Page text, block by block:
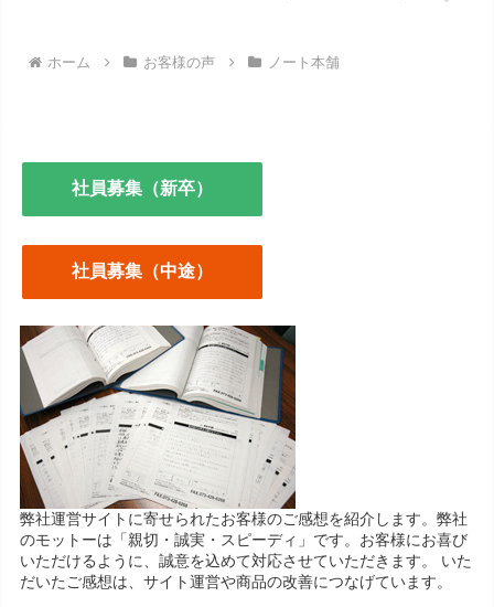
ホーム お客様の声 ノート本舗
社員募集（新卒）
社員募集（中途）
弊社運営サイトに寄せられたお客様のご感想を紹介します。弊社
のモットーは「親切・誠実・スピーディ」です。お客様にお喜び
いただけるように、誠意を込めて対応させていただきます。 いた
だいたご感想は、サイト運営や商品の改善につなげています。